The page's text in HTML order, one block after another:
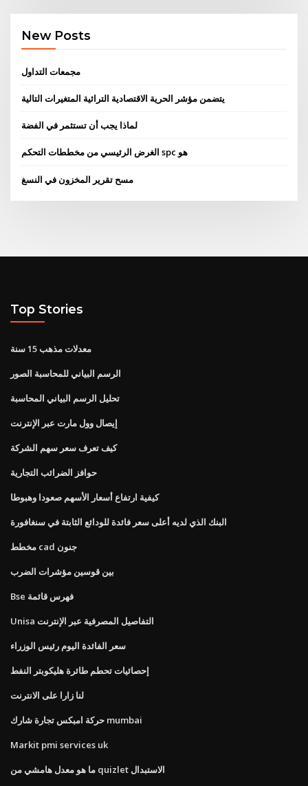
New Posts
مجمعات التداول
يتضمن مؤشر الحرية الاقتصادية التراثية المتغيرات التالية
لماذا يجب أن تستثمر في الفضة
الغرض الرئيسي من مخططات التحكم spc هو
مسح تقرير المخزون في النسغ
Top Stories
معدلات مذهب 15 سنة
الرسم البياني للمحاسبة الصور
تحليل الرسم البياني المحاسبة
إيصال وول مارت عبر الإنترنت
كيف تعرف سعر سهم الشركة
حوافز الضرائب التجارية
كيفية ارتفاع أسعار الأسهم صعودا وهبوطا
البنك الذي لديه أعلى سعر فائدة للودائع الثابتة في سنغافورة
مخطط cad جنون
بين قوسين مؤشرات الضرب
Bse فهرس قائمة
Unisa التفاصيل المصرفية عبر الإنترنت
سعر الفائدة اليوم رئيس الوزراء
إحصائيات تحطم طائرة هليكوبتر النفط
لنا زارا على الانترنت
حركة امبكس تجارة شارك mumbai
Markit pmi services uk
ما هو معدل هامشي من quizlet الاستبدال